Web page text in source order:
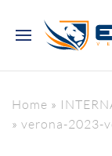
Home »
» verona-2023-